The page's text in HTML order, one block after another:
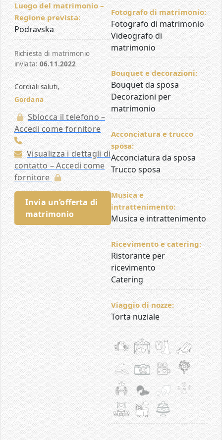
Luogo del matrimonio –
Regione prevista:
Podravska
Richiesta di matrimonio
inviata:06.11.2022
Cordiali saluti,
Gordana
Sblocca il telefono –
Accedi come fornitore
Visualizza i dettagli di
contatto – Accedi come
fornitore
Invia un’offerta di
matrimonio
Fotografo di matrimonio:
Fotografo di matrimonio
Videografo di
matrimonio
Bouquet e decorazioni:
Bouquet da sposa
Decorazioni per
matrimonio
Acconciatura e trucco
sposa:
Acconciatura da sposa
Trucco sposa
Musica e
intrattenimento:
Musica e intrattenimento
Ricevimento e catering:
Ristorante per
ricevimento
Catering
Viaggio di nozze:
Torta nuziale